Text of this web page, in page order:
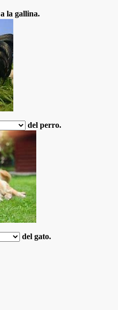
a la gallina.
del perro.
del gato.